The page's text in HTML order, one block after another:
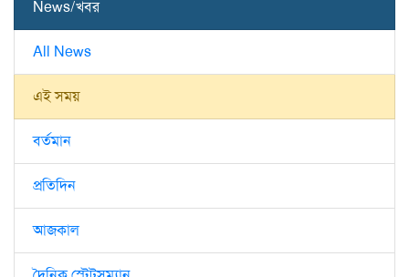
News/খবর
All News
এই সময়
বর্তমান
প্রতিদিন
আজকাল